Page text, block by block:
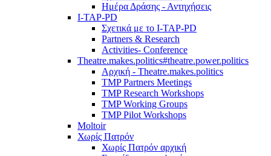
Ημέρα Δράσης - Αντηχήσεις
I-TAP-PD
Σχετικά με το I-TAP-PD
Partners & Research
Activities- Conference
Theatre.makes.politics#theatre.power.politics
Αρχική - Theatre.makes.politics
TMP Partners Meetings
TMP Research Workshops
TMP Working Groups
TMP Pilot Workshops
Moltoir
Χωρίς Πατρόν
Χωρίς Πατρόν αρχική